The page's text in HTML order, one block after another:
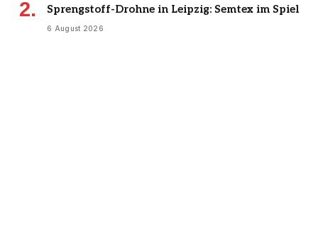
Sprengstoff-Drohne in Leipzig: Semtex im Spiel
6 August 2026